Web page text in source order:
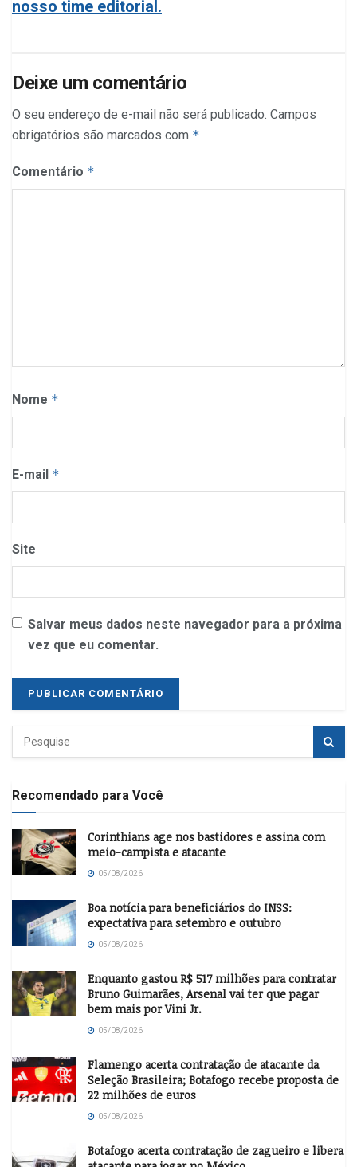
nosso time editorial.
Deixe um comentário
O seu endereço de e-mail não será publicado. Campos
obrigatórios são marcados com *
Comentário *
Nome *
E-mail *
Site
Salvar meus dados neste navegador para a próxima
vez que eu comentar.
Recomendado para Você
Corinthians age nos bastidores e assina com
meio-campista e atacante
05/08/2026
Boa notícia para beneficiários do INSS:
expectativa para setembro e outubro
05/08/2026
Enquanto gastou R$ 517 milhões para contratar
Bruno Guimarães, Arsenal vai ter que pagar
bem mais por Vini Jr.
05/08/2026
Flamengo acerta contratação de atacante da
Seleção Brasileira; Botafogo recebe proposta de
22 milhões de euros
05/08/2026
Botafogo acerta contratação de zagueiro e libera